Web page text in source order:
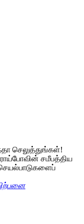
செலுத்துங்கள்!
ராய்போவின் சமீபத்திய